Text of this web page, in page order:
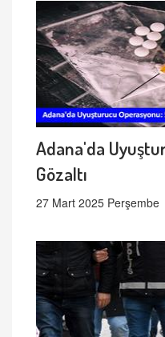
Adana'da
Gözaltı
27 Mart 2025 Perşembe